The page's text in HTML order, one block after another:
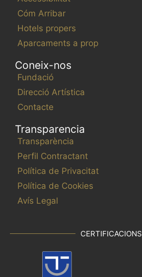
Cóm Arribar
Hotels propers
Aparcaments a prop
Coneix-nos
Fundació
Direcció Artística
Contacte
Transparencia
Transparència
Perfil Contractant
Política de Privacitat
Política de Cookies
Avís Legal
CERTIFICACIONS